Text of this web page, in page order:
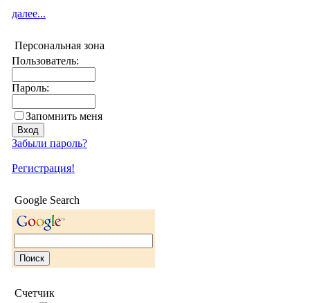
далее...
Персональная зона
Пользователь:
Пароль:
Запомнить меня
Забыли пароль?
Регистрация!
Google Search
Счетчик